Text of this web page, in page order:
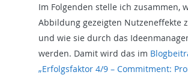
Im Folgenden stelle ich zusammen,
Abbildung gezeigten Nutzeneffekte
und wie sie durch das
werden. Damit wird das im
„Erfolgsfaktor 4/9 – Commitment: